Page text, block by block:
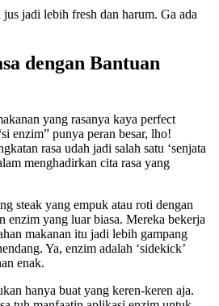
jadi lebih fresh dan harum. Ga ada
dengan Bantuan
yang rasanya kaya perfect
enzim” punya peran besar, lho!
rasa udah jadi salah satu ‘senjata
menghadirkan cita rasa yang
steak yang empuk atau roti dengan
enzim yang luar biasa. Mereka bekerja
makanan itu jadi lebih gampang
Ya, enzim adalah ‘sidekick’
enak.
hanya buat yang keren-keren aja.